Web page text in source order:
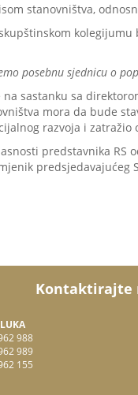
stanovništva,
posebnu sjednicu o
sastanku sa
mora da bude
razvoja i
predstavnika
Kontaktirajte
988
989
155